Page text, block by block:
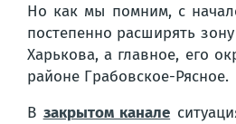
Но как мы помним, с
постепенно расширять
Харькова, а главное, его
районе Грабовское-Рясное.
В закрытом канале